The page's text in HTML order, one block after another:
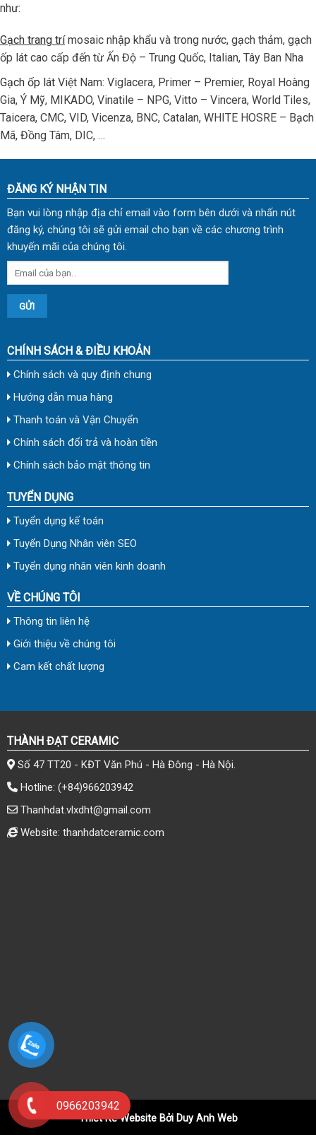
như:
Gạch trang trímosaic nhập khẩu và trong nước, gạch thảm, gạch
ốp lát cao cấp đến từ Ấn Độ – Trung Quốc, Italian, Tây Ban Nha
Gạch ốp lát Việt Nam: Viglacera, Primer – Premier, Royal Hoàng
Gia, Ý Mỹ, MIKADO, Vinatile – NPG, Vitto – Vincera, World Tiles,
Taicera, CMC, VID, Vicenza, BNC, Catalan, WHITE HOSRE – Bạch
Mã, Đồng Tâm, DIC, …
ĐĂNG KÝ NHẬN TIN
Bạn vui lòng nhập địa chỉ email vào form bên dưới và nhấn nút
đăng ký, chúng tôi sẽ gửi email cho bạn về các chương trình
khuyến mãi của chúng tôi.
CHÍNH SÁCH & ĐIỀU KHOẢN
Chính sách và quy định chung
Hướng dẫn mua hàng
Thanh toán và Vận Chuyển
Chính sách đổi trả và hoàn tiền
Chính sách bảo mật thông tin
TUYỂN DỤNG
Tuyển dụng kế toán
Tuyển Dụng Nhân viên SEO
Tuyển dụng nhân viên kinh doanh
VỀ CHÚNG TÔI
Thông tin liên hệ
Giới thiệu về chúng tôi
Cam kết chất lượng
THÀNH ĐẠT CERAMIC
Số 47 TT20 - KĐT Văn Phú - Hà Đông - Hà Nội.
Hotline: (+84)966203942
Thanhdat.vlxdht@gmail.com
Website: thanhdatceramic.com
0966203942
Thiết Kế Website Bởi Duy Anh Web